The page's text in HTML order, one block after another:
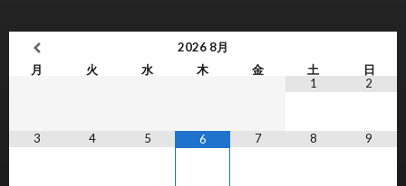
2026 8月
月
火 水 木 金 土
日
1
2
3 4 5 6 7 8 9